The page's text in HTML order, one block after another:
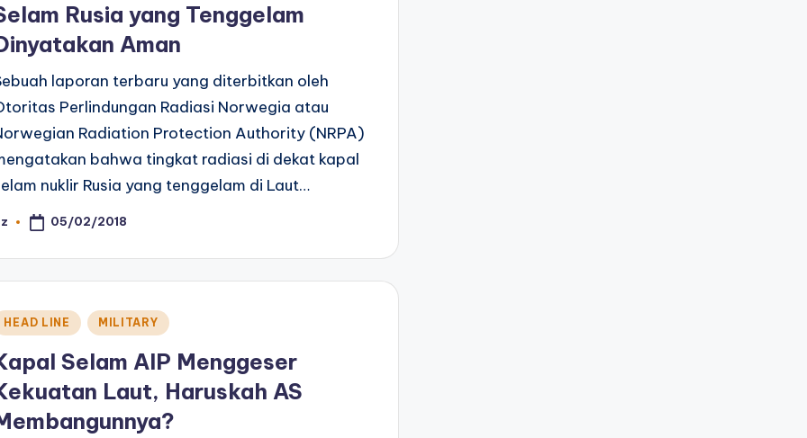
Rusia yang Tenggelam
Aman
laporan terbaru yang diterbitkan oleh
Perlindungan Radiasi Norwegia atau
Radiation Protection Authority (NRPA)
bahwa tingkat radiasi di dekat kapal
nuklir Rusia yang tenggelam di Laut…
05/02/2018
HEAD LINE MILITARY
Selam AIP Menggeser
Laut, Haruskah AS